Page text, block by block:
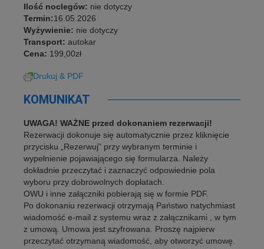
Ilość noclegów: nie dotyczy
Termin:16.05.2026
Wyżywienie: nie dotyczy
Transport: autokar
Cena: 199,00zł
Drukuj & PDF
KOMUNIKAT
UWAGA! WAŻNE przed dokonaniem rezerwacji!
Rezerwacji dokonuje się automatycznie przez kliknięcie
przycisku „Rezerwuj” przy wybranym terminie i
wypełnienie pojawiającego się formularza. Należy
dokładnie przeczytać i zaznaczyć odpowiednie pola
wyboru przy dobrowolnych dopłatach.
OWU i inne załączniki pobierają się w formie PDF.
Po dokonaniu rezerwacji otrzymają Państwo natychmiast
wiadomość e-mail z systemu wraz z załącznikami , w tym
z umową. Umowa jest szyfrowana. Proszę najpierw
przeczytać otrzymaną wiadomość, aby otworzyć umowę.